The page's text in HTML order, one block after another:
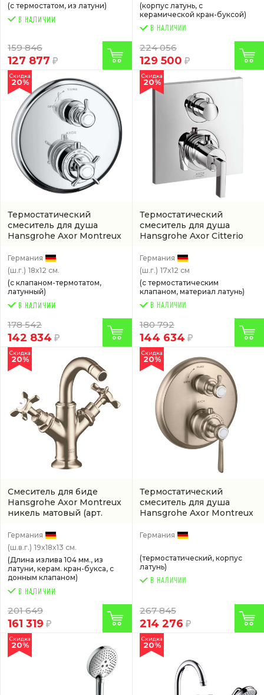
(с термостатом, из латуни)
159 846
127 877
(корпус латунь, с
керамической кран-буксой)
В НАЛИЧИИ
224 056
129 500
Термостатический
смеситель для душа
Hansgrohe Axor Montreux
Скидка
20%
Германия
(ш.г.) 18x12 см.
(с клапаном-термотатом,
латунный)
178 542
142 834
Термостатический
смеситель для душа
Hansgrohe Axor Citterio
Скидка
20%
Германия
(ш.г.) 17x12 см
(с термостатическим
клапаном, материал латунь)
В НАЛИЧИИ
180 792
144 634
Смеситель для биде
Hansgrohe Axor Montreux
никель матовый (арт.
Скидка
20%
Германия
(ш.в.г.) 19x18x13 см.
(Длина излива 104 мм., из
латуни, керам. кран-букса, с
донным клапаном)
201 649
161 319
Термостатический
смеситель для душа
Hansgrohe Axor Montreux
(16801820)
Скидка
20%
Германия
(термостатический, корпус
латунь)
В НАЛИЧИИ
267 845
214 276
Скидка
20%
Скидка
20%